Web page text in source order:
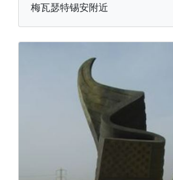
梅瓦瑟特锡安附近